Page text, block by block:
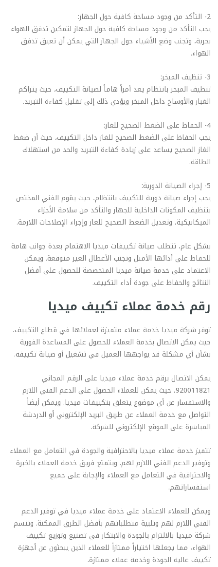
2- التأكد من وجود مساحة كافية حول الجهاز:
يجب التأكد من وجود مساحة كافية حول الجهاز لتمكين تدفق الهواء
بحرية، وتجنب وضع الأشياء حول الجهاز التي يمكن أن تعيق تدفق
الهواء.
3- تنظيف المبخر:
تنظيف المبخر بانتظام يعد أمراً هاماً لصيانة التكييف، حيث يتراكم
الغبار والأوساخ داخل المبخر ويؤدي ذلك إلى تقليل كفاءة التبريد.
4- الحفاظ على الضغط الصحيح للغاز:
يجب الحفاظ على الضغط الصحيح للغاز داخل التكييف، حيث أن ضغط
الغاز الصحيح يساعد على زيادة كفاءة التبريد والحد من استهلاك
الطاقة.
5- إجراء الصيانة الدورية:
يجب إجراء صيانة دورية للتكييف بانتظام، حيث يقوم الفني المختص
بتنظيف المكونات الداخلية للجهاز والتأكد من سلامة الأجزاء
الميكانيكية، وتعديل الضغط الصحيح للغاز وإجراء الإصلاحات اللازمة.
بشكل عام، تتطلب صيانة تكييفات ميديا الاهتمام بعدة جوانب هامة
للحفاظ على أدائها الأمثل وتجنب الأعطال الغير متوقعة. ويمكن
الاعتماد على خدمة صيانة ميديا المتخصصة للحصول على أفضل
النتائج والحفاظ على جودة أداء التكييف.
رقم خدمة عملاء تكييف ميديا
توفر شركة ميديا خدمة عملاء متميزة لعملائها في قطاع التكييف،
حيث يمكن الاتصال بخدمة العملاء للحصول على المساعدة الفورية
بشأن أي مشكلة قد يواجهها العميل في تشغيل أو صيانة تكييفه.
يمكن الاتصال برقم خدمة عملاء ميديا على الرقم المجاني
920011821، حيث يمكن للعملاء الحصول على الدعم الفني اللازم
والاستفسار عن أي موضوع يتعلق بتكييفات ميديا. ويمكن أيضاً
التواصل مع خدمة العملاء عن طريق البريد الإلكتروني أو الدردشة
المباشرة على الموقع الإلكتروني للشركة.
تتميز خدمة عملاء ميديا بالاحترافية والجودة في التعامل مع العملاء
وتوفير الدعم الفني اللازم لهم. ويتمتع فريق خدمة العملاء بالخبرة
والاحترافية في التعامل مع العملاء والإجابة على جميع
استفساراتهم.
ويمكن للعملاء الاعتماد على خدمة عملاء ميديا في توفير الدعم
الفني اللازم لهم وتلبية متطلباتهم بأفضل الطرق الممكنة. وتتسم
شركة ميديا بالالتزام بالجودة والابتكار في تصنيع وتوزيع تكييف
الهواء، مما يجعلها اختياراً ممتازاً للعملاء الذين يبحثون عن أجهزة
تكييف عالية الجودة وخدمة عملاء ممتازة.